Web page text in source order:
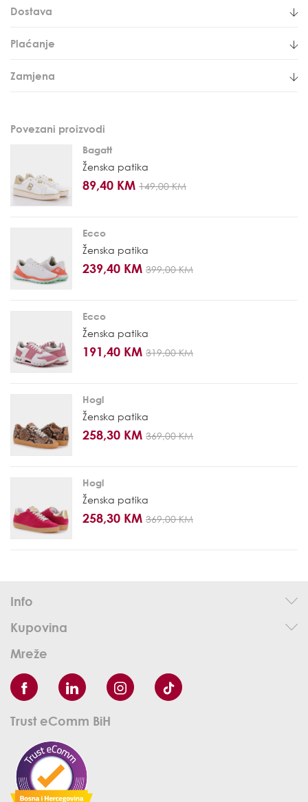
Dostava
Plaćanje
Zamjena
Povezani proizvodi
Bagatt
Ženska patika
89,40 KM 149,00 KM
Ecco
Ženska patika
239,40 KM 399,00 KM
Ecco
Ženska patika
191,40 KM 319,00 KM
Hogl
Ženska patika
258,30 KM 369,00 KM
Hogl
Ženska patika
258,30 KM 369,00 KM
Info
Kupovina
Mreže
Trust eComm BiH